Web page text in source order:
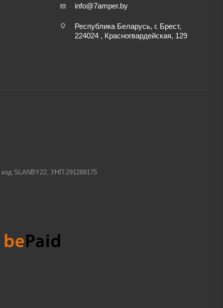
info@7amper.by
Республика Беларусь, г. Брест,
224024 , Красногвардейская, 129
SLANBY22, УНП:291289175